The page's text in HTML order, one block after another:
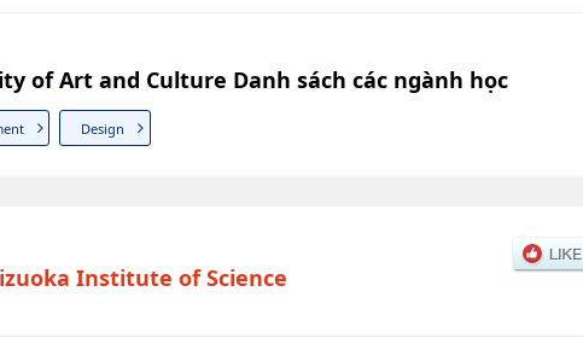
of Art and Culture Danh sách các ngành học
Design
Institute of Science